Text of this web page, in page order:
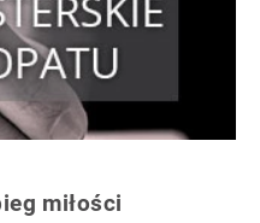
miłości